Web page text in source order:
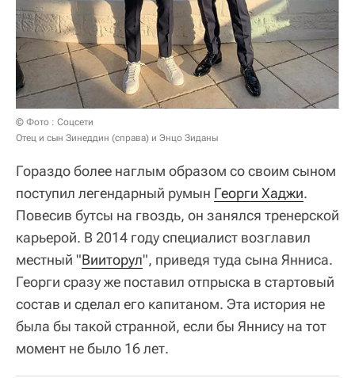
© Фото : Соцсети
Отец и сын Зинеддин (справа) и Энцо Зиданы
Гораздо более наглым образом со своим сыном
поступил легендарный румын Георги Хаджи.
Повесив бутсы на гвоздь, он занялся тренерской
карьерой. В 2014 году специалист возглавил
местный "Вииторул", приведя туда сына Янниса.
Георги сразу же поставил отпрыска в стартовый
состав и сделал его капитаном. Эта история не
была бы такой странной, если бы Яннису на тот
момент не было 16 лет.